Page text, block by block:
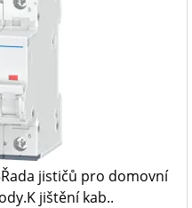
jističů pro domovní
jištění kab..